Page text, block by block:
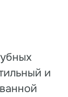
и